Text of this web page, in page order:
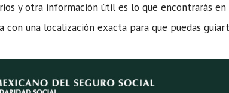
y otra información útil es lo que encontrarás en
con una localización exacta para que puedas